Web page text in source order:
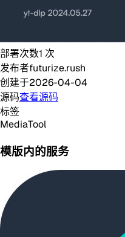
部署次数1 次
发布者futurize.rush
创建于2026-04-04
源码查看源码
标签
MediaTool
模版内的服务